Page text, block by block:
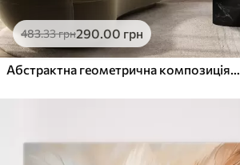
483.33грн290.00 грн
Абстрактна геометрична композиція, фактурне, сучасне, мінімалістичне мистецтво